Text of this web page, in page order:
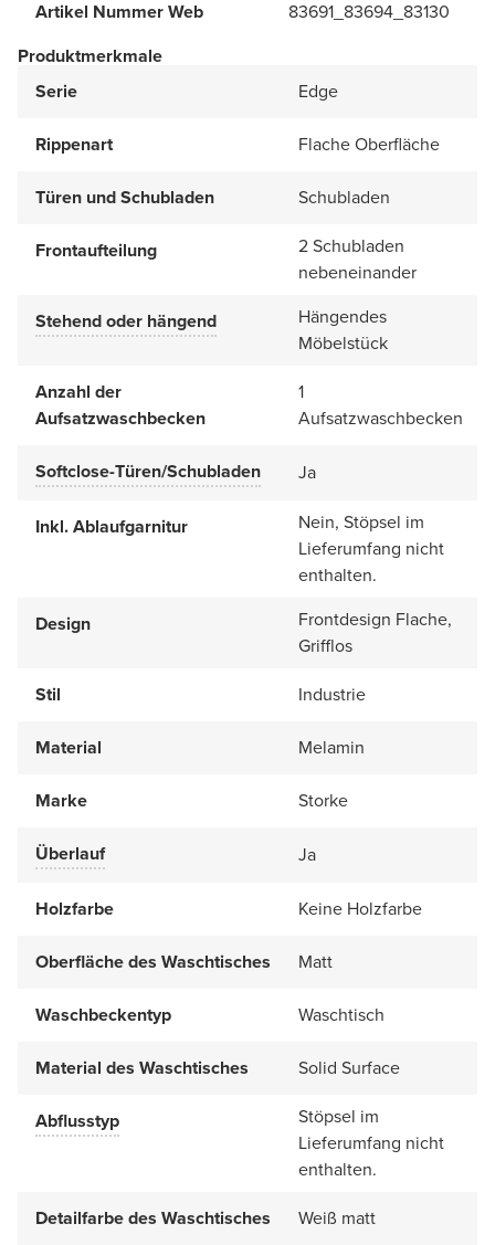
Artikel Nummer Web
83691_83694_83130
Produktmerkmale
Serie
Edge
Rippenart Flache Oberfläche
Türen und Schubladen Schubladen
Frontaufteilung
2 Schubladen
nebeneinander
Stehend oder hängend
Hängendes
Möbelstück
Anzahl der
Aufsatzwaschbecken
1
Aufsatzwaschbecken
Softclose-Türen/Schubladen Ja
Inkl. Ablaufgarnitur
Nein, Stöpsel im
Lieferumfang nicht
enthalten.
Design
Frontdesign Flache,
Grifflos
Stil
Industrie
Material Melamin
Marke Storke
Überlauf Ja
Holzfarbe Keine Holzfarbe
Oberfläche des Waschtisches Matt
Waschbeckentyp Waschtisch
Material des Waschtisches Solid Surface
Abflusstyp
Stöpsel im
Lieferumfang nicht
enthalten.
Detailfarbe des Waschtisches
Weiß matt